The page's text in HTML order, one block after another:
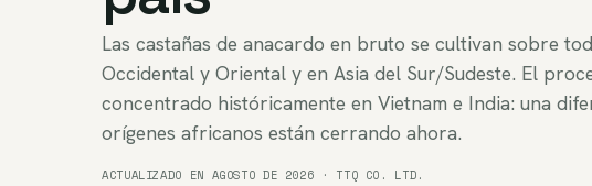
Las castañas de anacardo en bruto se cultivan sobre
Occidental y Oriental y en Asia del Sur/Sudeste. El
concentrado históricamente en Vietnam e India: una
orígenes africanos están cerrando ahora.
ACTUALIZADO EN AGOSTO DE 2026 · TTQ CO. LTD.